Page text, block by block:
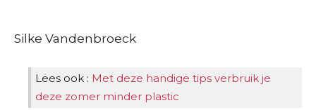
Silke Vandenbroeck
Lees ook : Met deze handige tips verbruik je
deze zomer minder plastic